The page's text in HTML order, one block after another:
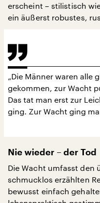
erscheint – stilistisch
ein äußerst robustes,
„Die Männer waren alle
gekommen, zur Wacht
Das tat man erst zur
ging. Zur Wacht ging
Nie wieder – der Tod
Die Wacht umfasst den
schmucklos erzählten
bewusst einfach